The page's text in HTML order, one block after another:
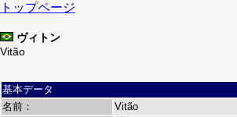
トップページ
ヴィトン
Vitão
基本データ
名前：
Vitão